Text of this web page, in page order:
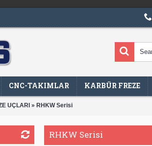
CNC-TAKIMLAR KARBÜR FREZE
UÇLARI » RHKW Serisi
RHKW Serisi